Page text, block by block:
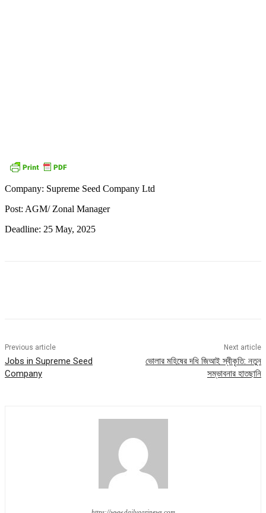
Company: Supreme Seed Company Ltd
Post: AGM/ Zonal Manager
Deadline: 25 May, 2025
Previous article
Jobs in Supreme Seed
Company
Next article
ভোলার মহিষের দধি জিআই স্বীকৃতি: নতুন
সম্ভাবনার হাতছানি